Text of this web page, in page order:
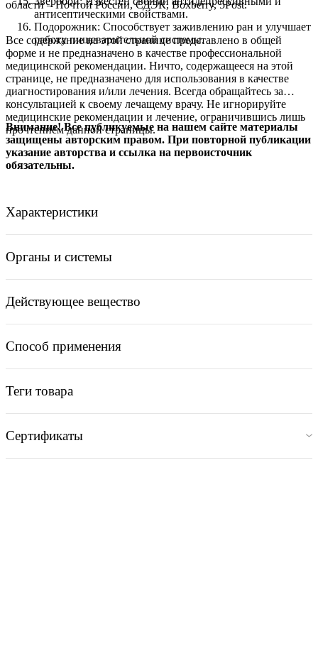
антисептическими свойствами.
Подорожник: Способствует заживлению ран и улучшает
работу пищеварительной системы.
области – Почтой России, СДЭК, Boxberry, 5Post.
Все содержание на этой странице представлено в общей
форме и не предназначено в качестве профессиональной
медицинской рекомендации. Ничто, содержащееся на этой
странице, не предназначено для использования в качестве
диагностирования и/или лечения. Всегда обращайтесь за
консультацией к своему лечащему врачу. Не игнорируйте
медицинские рекомендации и лечение, ограничившись лишь
прочтением данной страницы.
Внимание! Все публикуемые на нашем сайте материалы
защищены авторским правом. При повторной публикации
указание авторства и ссылка на первоисточник
обязательны.
Характеристики
Органы и системы
Действующее вещество
Способ применения
Теги товара
Сертификаты